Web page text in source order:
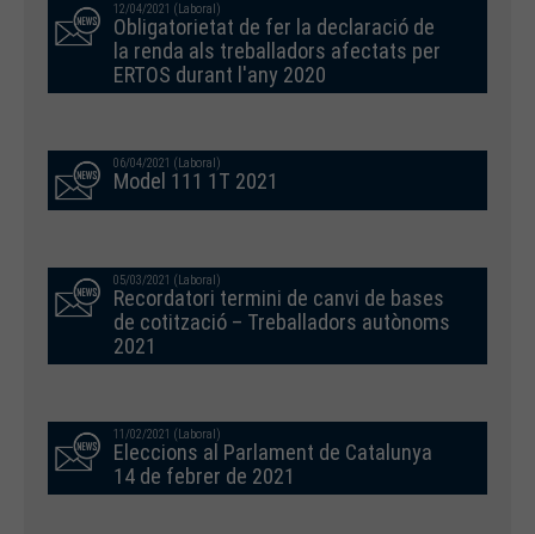
12/04/2021 (Laboral)
Obligatorietat de fer la declaració de
la renda als treballadors afectats per
ERTOS durant l'any 2020
06/04/2021 (Laboral)
Model 111 1T 2021
05/03/2021 (Laboral)
Recordatori termini de canvi de bases
de cotització – Treballadors autònoms
2021
11/02/2021 (Laboral)
Eleccions al Parlament de Catalunya
14 de febrer de 2021